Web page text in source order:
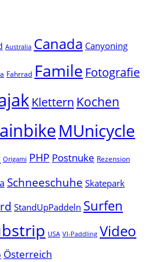
Australia Canada Canyoning
Fahrrad Famile Fotografie
Klettern Kochen
MUnicycle
Origami PHP Postnuke Rezension
Schneeschuhe Skatepark
StandUpPaddeln Surfen
USA VI-Paddling Video
Österreich